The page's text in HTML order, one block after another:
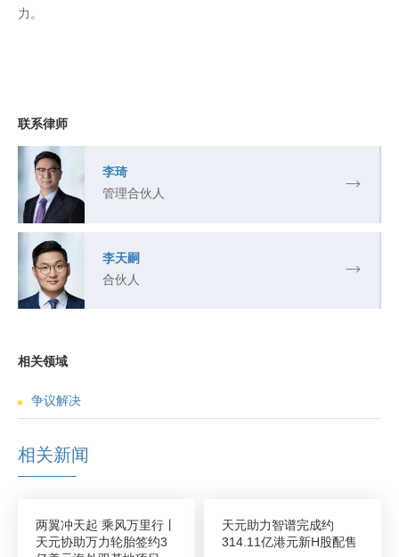
力。
联系律师
李琦
管理合伙人
李天嗣
合伙人
相关领域
争议解决
相关新闻
两翼冲天起 乘风万里行丨
天元协助万力轮胎签约3
天元助力智谱完成约
314.11亿港元新H股配售